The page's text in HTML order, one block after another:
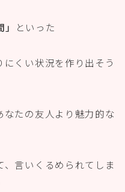
といった
くい状況を作り出そう
なたの友人より魅力的な
言いくるめられてしま